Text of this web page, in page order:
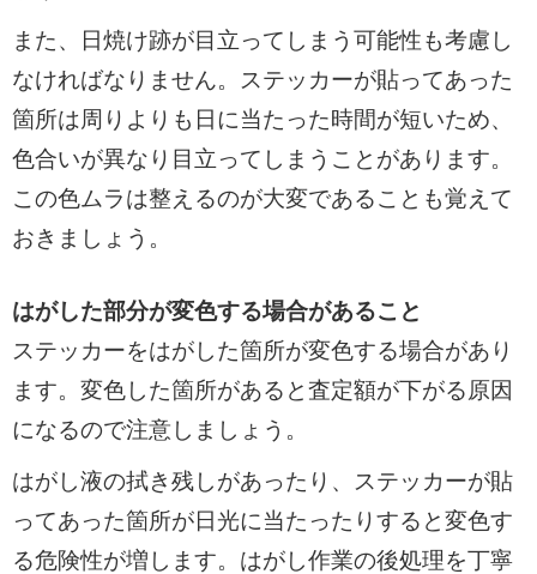
また、日焼け跡が目立ってしまう可能性も考慮し
なければなりません。ステッカーが貼ってあった
箇所は周りよりも日に当たった時間が短いため、
色合いが異なり目立ってしまうことがあります。
この色ムラは整えるのが大変であることも覚えて
おきましょう。
はがした部分が変色する場合があること
ステッカーをはがした箇所が変色する場合があり
ます。変色した箇所があると査定額が下がる原因
になるので注意しましょう。
はがし液の拭き残しがあったり、ステッカーが貼
ってあった箇所が日光に当たったりすると変色す
る危険性が増します。はがし作業の後処理を丁寧